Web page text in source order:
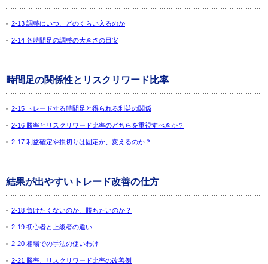
2-13 調整はいつ、どのくらい入るのか
2-14 各時間足の調整の大きさの目安
時間足の関係性とリスクリワード比率
2-15 トレードする時間足と得られる利益の関係
2-16 勝率とリスクリワード比率のどちらを重視すべきか？
2-17 利益確定や損切りは固定か、変えるのか？
結果が出やすいトレード改善の仕方
2-18 負けたくないのか、勝ちたいのか？
2-19 初心者と上級者の違い
2-20 相場での手法の使いわけ
2-21 勝率、リスクリワード比率の改善例